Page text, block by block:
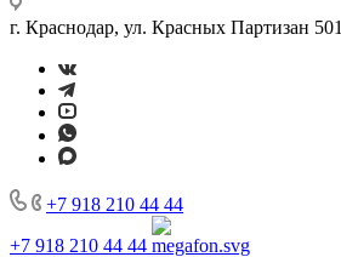
г. Краснодар, ул. Красных Партизан 501
+7 918 210 44 44
+7 918 210 44 44